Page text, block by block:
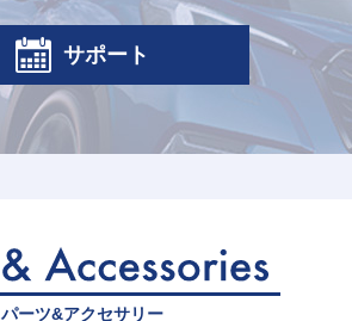
具志川店
浦添
サポート
パーツ&アクセサリー